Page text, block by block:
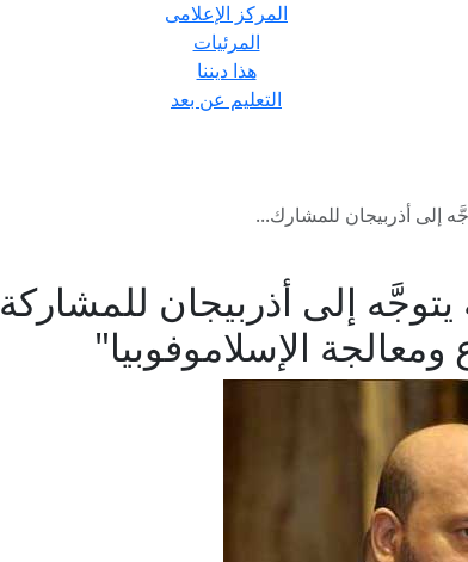
المركز الإعلامى
المرئيات
هذا ديننا
التعليم عن بعد
إلى أذربيجان للمشارك...
إلى أذربيجان للمشاركة
الإسلاموفوبيا"